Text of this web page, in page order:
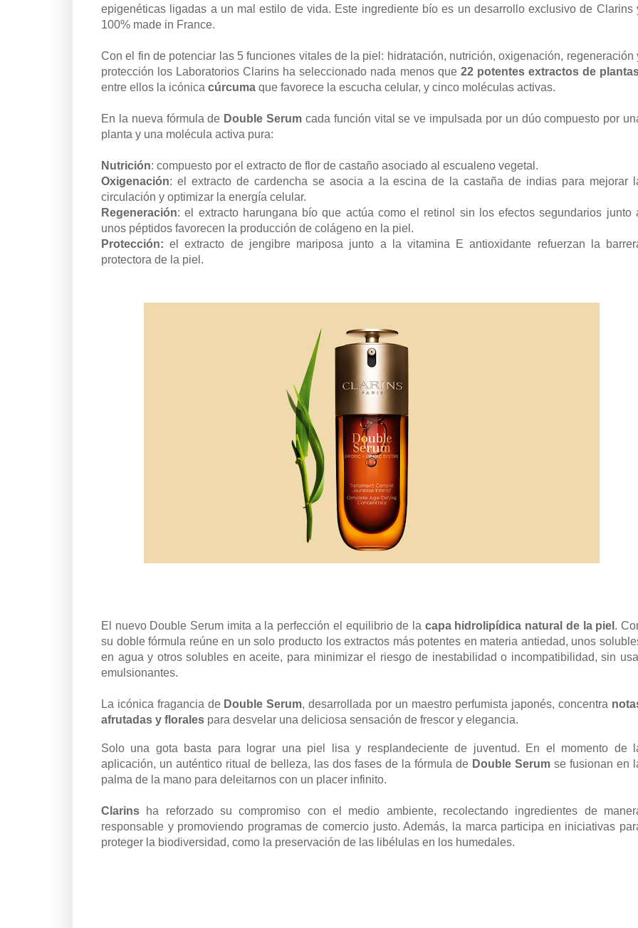
epigenéticas ligadas a un mal estilo de vida. Este ingrediente bío es un desarrollo exclusivo de Clarins
100% made in France.
Con el fin de potenciar las 5 funciones vitales de la piel: hidratación, nutrición, oxigenación, regeneración
protección los Laboratorios Clarins ha seleccionado nada menos que 22 potentes extractos de
entre ellos la icónica cúrcuma que favorece la escucha celular, y cinco moléculas activas.
En la nueva fórmula de Double Serum cada función vital se ve impulsada por un dúo compuesto por
planta y una molécula activa pura:
Nutrición: compuesto por el extracto de flor de castaño asociado al escualeno vegetal.
Oxigenación: el extracto de cardencha se asocia a la escina de la castaña de indias para mejorar
circulación y optimizar la energía celular.
Regeneración: el extracto harungana bío que actúa como el retinol sin los efectos segundarios junto
unos péptidos favorecen la producción de colágeno en la piel.
Protección: el extracto de jengibre mariposa junto a la vitamina E antioxidante refuerzan la
protectora de la piel.
El nuevo Double Serum imita a la perfección el equilibrio de la capa hidrolipídica natural de la piel .
su doble fórmula reúne en un solo producto los extractos más potentes en materia antiedad, unos
en agua y otros solubles en aceite, para minimizar el riesgo de inestabilidad o incompatibilidad, sin
emulsionantes.
La icónica fragancia de Double Serum, desarrollada por un maestro perfumista japonés, concentra
afrutadas y florales para desvelar una deliciosa sensación de frescor y elegancia.
Solo una gota basta para lograr una piel lisa y resplandeciente de juventud. En el momento de
aplicación, un auténtico ritual de belleza, las dos fases de la fórmula de Double Serum se fusionan en
palma de la mano para deleitarnos con un placer infinito.
Clarins ha reforzado su compromiso con el medio ambiente, recolectando ingredientes de
responsable y promoviendo programas de comercio justo. Además, la marca participa en iniciativas
proteger la biodiversidad, como la preservación de las libélulas en los humedales.